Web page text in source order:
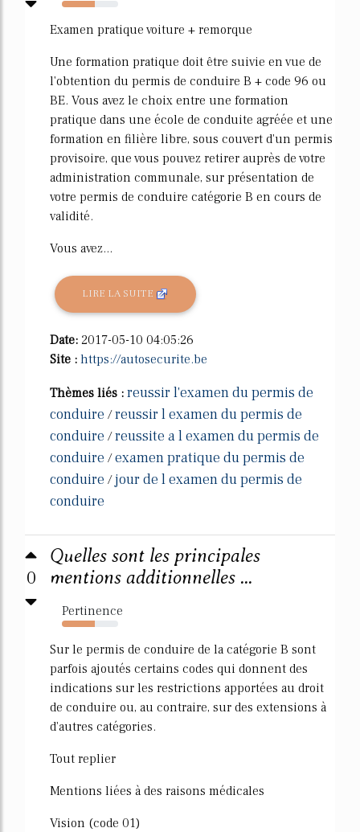
59%
Examen pratique voiture + remorque
Une formation pratique doit être suivie en vue de
l'obtention du permis de conduire B + code 96 ou
BE. Vous avez le choix entre une formation
pratique dans une école de conduite agréée et une
formation en filière libre, sous couvert d'un permis
provisoire, que vous pouvez retirer auprès de votre
administration communale, sur présentation de
votre permis de conduire catégorie B en cours de
validité.
Vous avez...
LIRE LA SUITE
Date: 2017-05-10 04:05:26
Site : https://autosecurite.be
Thèmes liés : reussir l'examen du permis de
conduire /reussir l examen du permis de
conduire /reussite a l examen du permis de
conduire /examen pratique du permis de
conduire /jour de l examen du permis de
conduire
0
Quelles sont les principales
mentions additionnelles ...
Pertinence
59%
Sur le permis de conduire de la catégorie B sont
parfois ajoutés certains codes qui donnent des
indications sur les restrictions apportées au droit
de conduire ou, au contraire, sur des extensions à
d'autres catégories.
Tout replier
Mentions liées à des raisons médicales
Vision (code 01)